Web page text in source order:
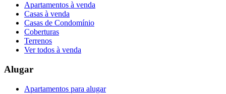
Apartamentos à venda
Casas à venda
Casas de Condomínio
Coberturas
Terrenos
Ver todos à venda
Alugar
Apartamentos para alugar